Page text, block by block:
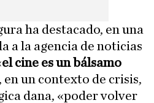
ha destacado, en una
a la agencia de noticias
el cine es un bálsamo
en un contexto de crisis,
dana, «poder volver